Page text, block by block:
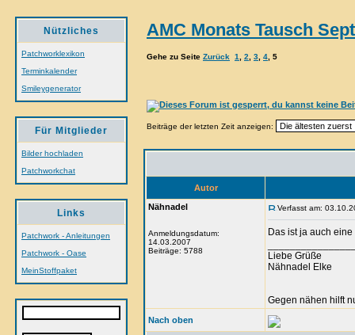
Nützliches
Patchworklexikon
Terminkalender
Smileygenerator
Für Mitglieder
Bilder hochladen
Patchworkchat
Links
Patchwork - Anleitungen
Patchwork - Oase
MeinStoffpaket
AMC Monats Tausch
Gehe zu Seite Zurück 1 2 3 4 5
Beiträge der letzten Zeit anzeigen:
Autor
Nähnadel
Anmeldungsdatum:
14.03.2007
Beiträge: 5788
Verfasst am:
Das ist ja auch
Liebe Grüße
Nähnadel Elke
Gegen nähen hilft
Nach oben